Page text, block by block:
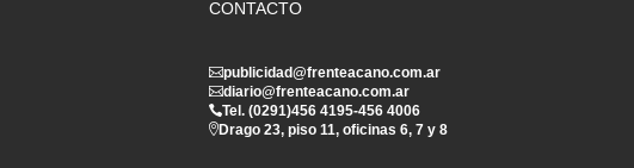
CONTACTO
publicidad@frenteacano.com.ar
diario@frenteacano.com.ar
Tel. (0291)456 4195-456 4006
Drago 23, piso 11, oficinas 6, 7 y 8